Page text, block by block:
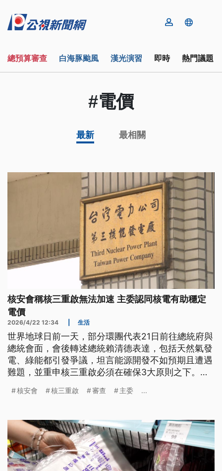
總預算審查 白海豚颱風 漢光演習 即時 熱門議題
#電價
最新 最相關
核安會稱核三重啟無法加速 主委認同核電有助穩定
電價
2026/4/22 12:34 生活
世界地球日前一天，部分環團代表21日前往總統府與
總統會面，會後轉述總統賴清德表達，包括天然氣發
電、綠能都引發爭議，坦言能源開發不如預期且遭遇
難題，並重申核三重啟必須在確保3大原則之下。上
核三重啟無法加速審查，但認同核電有助於穩定電
核安會 核三重啟 審查 主委 ...